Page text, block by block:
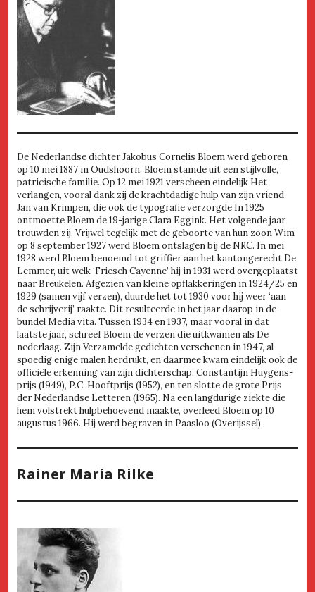
De Nederlandse dichter Jakobus Cornelis Bloem werd geboren
op 10 mei 1887 in Oudshoorn. Bloem stamde uit een stijlvolle,
patricische familie. Op 12 mei 1921 verscheen eindelijk Het
verlangen, vooral dank zij de krachtdadige hulp van zijn vriend
Jan van Krimpen, die ook de typografie verzorgde In 1925
ontmoette Bloem de 19-jarige Clara Eggink. Het volgende jaar
trouwden zij. Vrijwel tegelijk met de geboorte van hun zoon Wim
op 8 september 1927 werd Bloem ontslagen bij de NRC. In mei
1928 werd Bloem benoemd tot griffier aan het kantongerecht De
Lemmer, uit welk ‘Friesch Cayenne’ hij in 1931 werd overgeplaatst
naar Breukelen. Afgezien van kleine opflakkeringen in 1924/25 en
1929 (samen vijf verzen), duurde het tot 1930 voor hij weer ‘aan
de schrijverij’ raakte. Dit resulteerde in het jaar daarop in de
bundel Media vita. Tussen 1934 en 1937, maar vooral in dat
laatste jaar, schreef Bloem de verzen die uitkwamen als De
nederlaag. Zijn Verzamelde gedichten verschenen in 1947, al
spoedig enige malen herdrukt, en daarmee kwam eindelijk ook de
officiële erkenning van zijn dichterschap: Constantijn Huygens-
prijs (1949), P.C. Hooftprijs (1952), en ten slotte de grote Prijs
der Nederlandse Letteren (1965). Na een langdurige ziekte die
hem volstrekt hulpbehoevend maakte, overleed Bloem op 10
augustus 1966. Hij werd begraven in Paasloo (Overijssel).
Rainer Maria Rilke